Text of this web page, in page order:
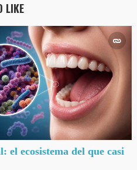
LIKE
el ecosistema del que casi